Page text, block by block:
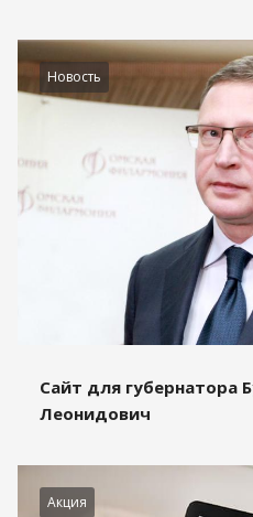
Новость
Сайт для губернатора
Леонидович
Акция